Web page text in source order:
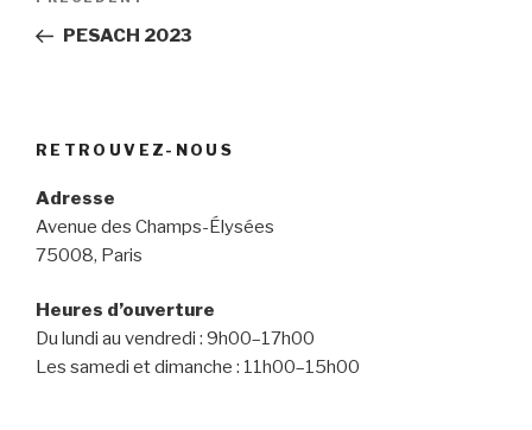
l’article
précédent
PESACH 2023
RETROUVEZ-NOUS
Adresse
Avenue des Champs-Élysées
75008, Paris
Heures d’ouverture
Du lundi au vendredi : 9h00–17h00
Les samedi et dimanche : 11h00–15h00